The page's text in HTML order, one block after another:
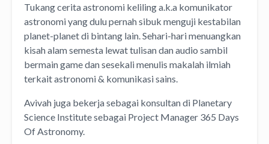
Tukang cerita astronomi kelilinga.k.a komunikator
astronomiyang dulu pernah sibuk menguji kestabilan
planet-planet di bintang lain. Sehari-hari menuangkan
kisah alam semesta lewattulisandanaudio sambil
bermain game dan sesekali menulis makalah ilmiah
terkait astronomi & komunikasi sains.
Avivah juga bekerja sebagai konsultan di Planetary
Science Institutesebagai Project Manager 365 Days
Of Astronomy.